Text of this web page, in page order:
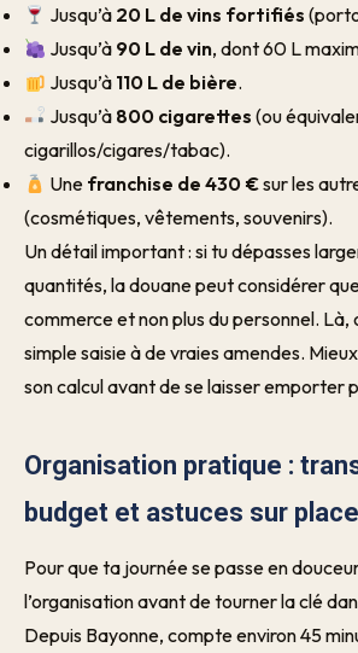
Jusqu’à 20 L de vins fortifiés
Jusqu’à 90 L de vin, dont 60 L
Jusqu’à 110 L de bière.
Jusqu’à 800 cigarettes (ou
cigarillos/cigares/tabac).
Une franchise de 430 €sur les
(cosmétiques, vêtements, souvenirs).
Un détail important : si tu dépasses
quantités, la douane peut considérer
commerce et non plus du personnel. Là,
simple saisie à de vraies amendes.
son calcul avant de se laisser emporter
Organisation pratique :
budget et astuces sur place
Pour que ta journée se passe en
l’organisation avant de tourner la clé
Depuis Bayonne, compte environ 45